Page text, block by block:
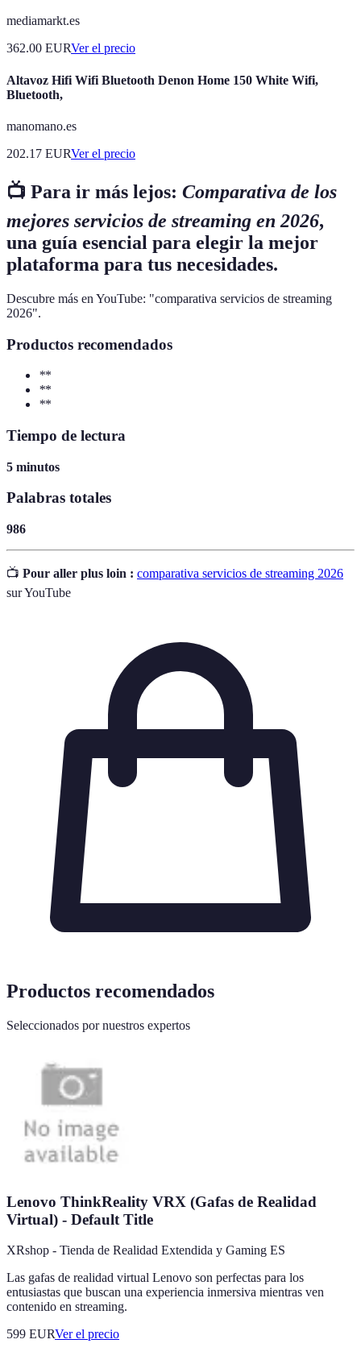
mediamarkt.es
362.00 EURVer el precio
Altavoz Hifi Wifi Bluetooth Denon Home 150 White Wifi,
Bluetooth,
manomano.es
202.17 EURVer el precio
📺 Para ir más lejos: Comparativa de los
mejores servicios de streaming en 2026,
una guía esencial para elegir la mejor
plataforma para tus necesidades.
Descubre más en YouTube: "comparativa servicios de streaming
2026".
Productos recomendados
**
**
**
Tiempo de lectura
5 minutos
Palabras totales
986
📺 Pour aller plus loin : comparativa servicios de streaming 2026
sur YouTube
Productos recomendados
Seleccionados por nuestros expertos
Lenovo ThinkReality VRX (Gafas de Realidad
Virtual) - Default Title
XRshop - Tienda de Realidad Extendida y Gaming ES
Las gafas de realidad virtual Lenovo son perfectas para los
entusiastas que buscan una experiencia inmersiva mientras ven
contenido en streaming.
599 EURVer el precio